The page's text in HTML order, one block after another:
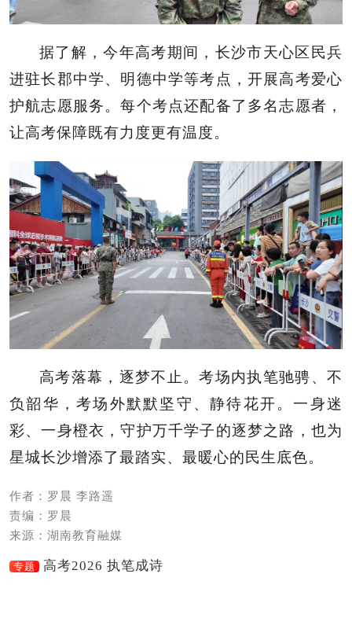
据了解，今年高考期间，长沙市天心区民兵
进驻长郡中学、明德中学等考点，开展高考爱心
护航志愿服务。每个考点还配备了多名志愿者，
让高考保障既有力度更有温度。
高考落幕，逐梦不止。考场内执笔驰骋、不
负韶华，考场外默默坚守、静待花开。一身迷
彩、一身橙衣，守护万千学子的逐梦之路，也为
星城长沙增添了最踏实、最暖心的民生底色。
作者：罗晨 李路遥
责编：罗晨
来源：湖南教育融媒
专题 高考2026 执笔成诗